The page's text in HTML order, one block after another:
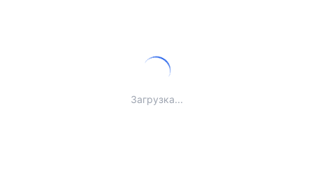
Загрузка...